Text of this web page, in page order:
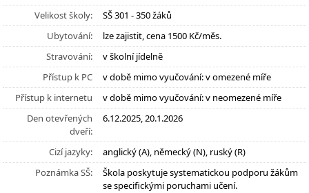
Velikost školy:
SŠ 301 - 350 žáků
Ubytování:
lze zajistit, cena 1500 Kč/měs.
Stravování:
v školní jídelně
Přístup k PC
v době mimo vyučování: v omezené míře
Přístup k internetu
v době mimo vyučování: v neomezené míře
Den otevřených
dveří:
6.12.2025, 20.1.2026
Cizí jazyky:
anglický (A), německý (N), ruský (R)
Poznámka SŠ:
Škola poskytuje systematickou podporu žákům
se specifickými poruchami učení.